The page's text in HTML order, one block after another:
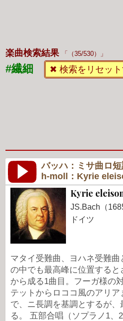
楽曲検索結果 （35/530）
#繊細 ✖ 検索をリセット
バッハ：ミサ曲ロ
h-moll：Kyrie
Kyrie
JS.Bach（
ドイツ
マタイ受難曲、ヨハネ受難
の中でも最高峰に位置すると
から成る1曲目。フーガ様の
テットからロココ風のアリ
で、ニ長調を基調とするが
る。 五部合唱（ソプラノ1、